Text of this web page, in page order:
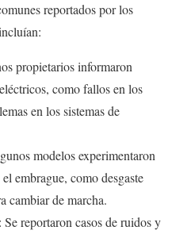
reportados por los
propietarios informaron
como fallos en los
en los sistemas de
modelos experimentaron
embrague, como desgaste
cambiar de marcha.
reportaron casos de ruidos y